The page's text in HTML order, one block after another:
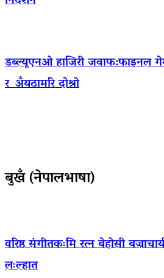
डब्ल्यूएनओ हाजिरी जवाफ:फाइनल
र अँयठामरि दोश्रो
बुखँ (नेपालभाषा)
वरिष्ठ संगीतकःमि रत्न बेहोसी
लःल्हात